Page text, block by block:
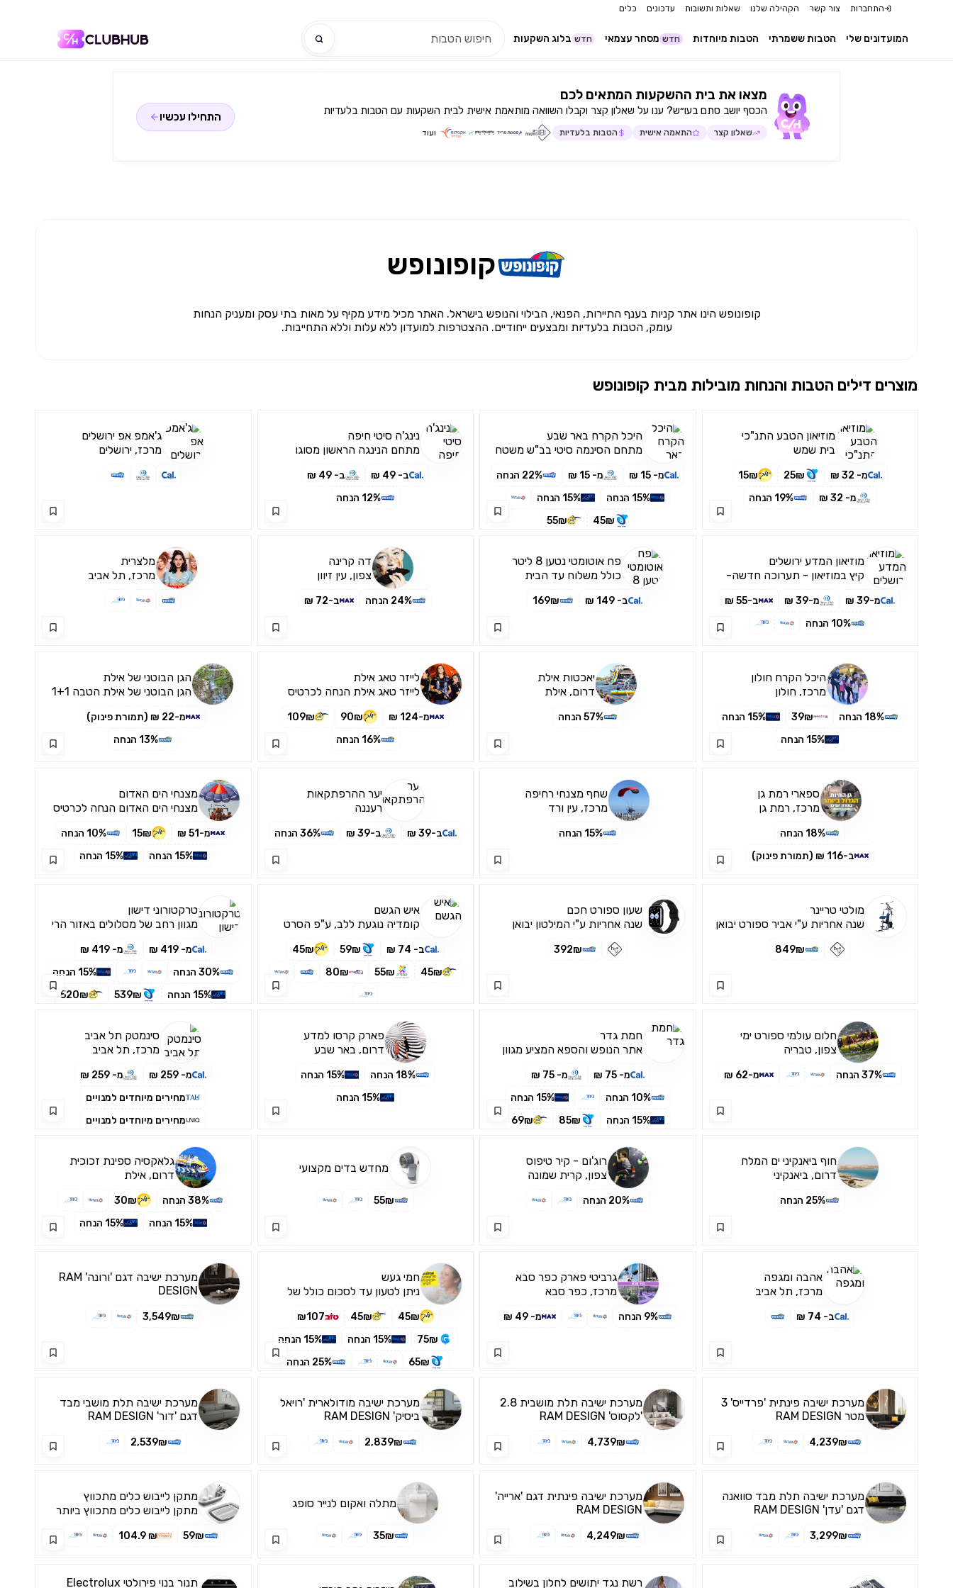
התחברות צור קשר הקהילה שלנו שאלות ותשובות עדכונים כלים
בלוג השקעות חדש מסחר עצמאי חדש הטבות מיוחדות הטבות ששמרתי המועדונים שלי
מצאו את בית ההשקעות המתאים לכם
הכסף יושב סתם בעו״ש? ענו על שאלון קצר וקבלו השוואה מותאמת אישית לבית השקעות עם הטבות בלעדיות
שאלון קצר התאמה אישית הטבות בלעדיות ועוד
התחילו עכשיו
קופונופש
קופונופש הינו אתר קניות בענף התיירות, הפנאי, הבילוי והנופש בישראל. האתר מכיל מידע מקיף על מאות בתי עסק ומעניק הנחות
עומק, הטבות בלעדיות ומבצעים ייחודיים. ההצטרפות למועדון ללא עלות וללא התחייבות.
מוצרים דילים הטבות והנחות מובילות מבית קופונופש
מוזיאון הטבע התנ"כי
בית שמש
מ- 32 ₪ 25₪
15₪
מ- 32 ₪
19% הנחה
היכל הקרח באר שבע
מתחם הסינמה סיטי בב"ש משטח
מ- 15 ₪ מ- 15 ₪
22% הנחה
15% הנחה
15% הנחה
45₪
55₪
נינג'ה סיטי חיפה
מתחם הנינגה הראשון מסוגו
ב- 49 ₪
ב- 49 ₪
12% הנחה
ג'אמפ אפ ירושלים
מרכז, ירושלים
מוזיאון המדע ירושלים
קיץ במוזיאון - תערוכה חדשה-
מ-39 ₪ מ-39 ₪
ב-55 ₪
10% הנחה
פח אוטומטי נטען 8 ליטר
כולל משלוח עד הבית
ב- 149 ₪ 169₪
דה קרינה
צפון, עין זיוון
24% הנחה ב-72 ₪
מלצרית
מרכז, תל אביב
היכל הקרח חולון
מרכז, חולון
18% הנחה 39₪
15% הנחה
15% הנחה
יאכטות אילת
דרום, אילת
57% הנחה
לייזר טאג אילת
לייזר טאג אילת הנחה לכרטיס
מ-124 ₪ 90₪
109₪
16% הנחה
הגן הבוטני של אילת
הגן הבוטני של אילת הטבה 1+1
מ-22 ₪ (תמורת פינוק)
13% הנחה
ספארי רמת גן
מרכז, רמת גן
18% הנחה
ב-116 ₪ (תמורת פינוק)
שחף מצנחי רחיפה
מרכז, עין ורד
15% הנחה
יער ההרפתקאות
רעננה
ב-39 ₪ ב-39 ₪ 36% הנחה
מצנחי הים האדום
מצנחי הים האדום הנחה לכרטיס
מ-51 ₪ 15₪
10% הנחה
15% הנחה
15% הנחה
מולטי טריינר
שנה אחריות ע"י אביר ספורט יבואן
849₪
שעון ספורט חכם
שנה אחריות ע"י המילטון יבואן
392₪
איש הגשם
קומדיה נוגעת ללב, ע"פ הסרט
ב- 74 ₪ 59₪
45₪
45₪
55₪
80₪
טרקטורוני דישון
מגוון רחב של מסלולים באזור הרי
נהר הירדן ואפילו טיולי שטח
מ- 419 ₪
מ- 419 ₪
30% הנחה
15% הנחה
15% הנחה
539₪
520₪
חלום עולמי ספורט ימי
צפון, טבריה
37% הנחה מ-62 ₪
חמת גדר
אתר הנופש והספא המציע מגוון
הגילאים במקום אחד
מ- 75 ₪
מ- 75 ₪
10% הנחה
15% הנחה
15% הנחה
85₪
69₪
פארק קרסו למדע
דרום, באר שבע
18% הנחה
15% הנחה
15% הנחה
סינמטק תל אביב
מרכז, תל אביב
מ- 259 ₪
מ- 259 ₪
מחירים מיוחדים למנויים
מחירים מיוחדים למנויים
15% הנחה
4% הנחה
חוף ביאנקיני ים המלח
דרום, ביאנקיני
25% הנחה
רוג'ום - קיר טיפוס
צפון, קרית שמונה
20% הנחה
מחדש בדים מקצועי
55₪
גלאקסיה ספינת זכוכית
דרום, אילת
38% הנחה
30₪
15% הנחה
15% הנחה
אהבה ומגפה
מרכז, תל אביב
ב- 74 ₪
גרביטי פארק כפר סבא
מרכז, כפר סבא
9% הנחה מ- 49 ₪
חמי געש
ניתן לטעון עד לסכום כולל של
45₪
45₪
₪107
75₪
15% הנחה
15% הנחה
65₪
25% הנחה
מערכת ישיבה דגם 'ורונה' RAM
DESIGN
3,549₪
מערכת ישיבה פינתית 'פרדייס' 3
מטר RAM DESIGN
4,239₪
מערכת ישיבה תלת מושבית 2.8
'לקסוס' RAM DESIGN
4,739₪
מערכת ישיבה מודולארית 'רויאל
ביסיק' RAM DESIGN
2,839₪
מערכת ישיבה תלת מושבי מבד
דגם 'דור' RAM DESIGN
2,539₪
מערכת ישיבה תלת מבד סוואנה
דגם 'עדן' RAM DESIGN
3,299₪
מערכת ישיבה פינתית דגם 'ארייה'
RAM DESIGN
4,249₪
מתלה ואקום לנייר סופג
35₪
מתקן לייבוש כלים מתכווץ
מתקן לייבוש כלים מתכווץ ביותר
לאחסון פשוט ונוח לאחר השימוש
הערכה מעמד מתכווץ לייבוש
59₪
₪ 104.9
רשת נגד יתושים לחלון בשילוב
תנור בנוי פירולטי Electrolux